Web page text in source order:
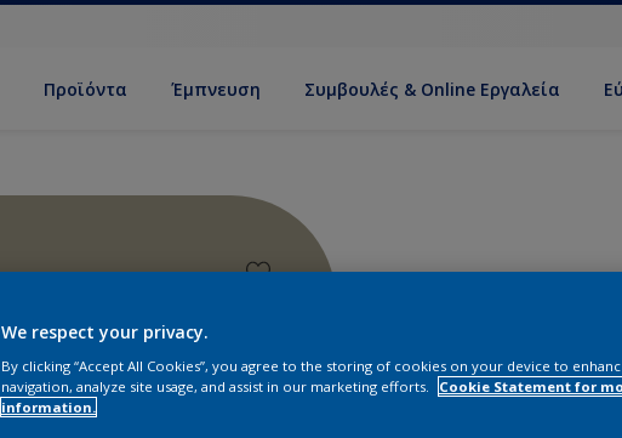
Προϊόντα Έμπνευση Συμβουλές & Online Εργαλεία
We respect your privacy.
By clicking “Accept All Cookies”, you agree to the storing of cookies on your device to
navigation, analyze site usage, and assist in our marketing efforts.
Cookie Statement for
information.